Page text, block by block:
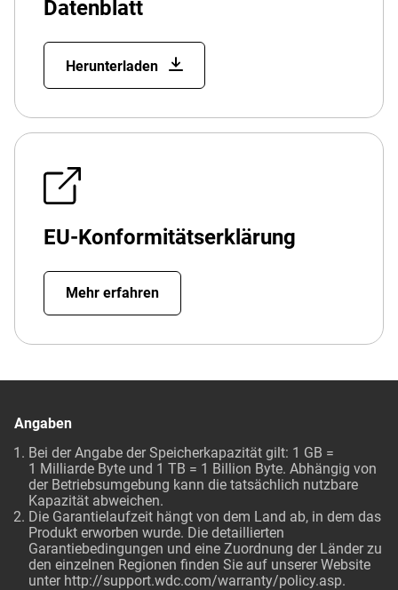
Datenblatt
Herunterladen
EU-Konformitätserklärung
Mehr erfahren
Angaben
Bei der Angabe der Speicherkapazität gilt: 1 GB =
1 Milliarde Byte und 1 TB = 1 Billion Byte. Abhängig von
der Betriebsumgebung kann die tatsächlich nutzbare
Kapazität abweichen.
Die Garantielaufzeit hängt von dem Land ab, in dem das
Produkt erworben wurde. Die detaillierten
Garantiebedingungen und eine Zuordnung der Länder zu
den einzelnen Regionen finden Sie auf unserer Website
unter http://support.wdc.com/warranty/policy.asp.